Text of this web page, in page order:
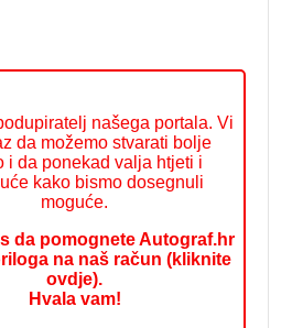
našega portala. Vi
da možemo stvarati bolje
i da ponekad valja htjeti i
kako bismo dosegnuli
moguće.
da pomognete Autograf.hr
na naš račun (kliknite
ovdje).
Hvala vam!